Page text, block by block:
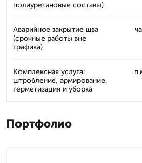
полиуретановые составы)
Аварийное закрытие шва
(срочные работы вне
графика)
Комплексная услуга:
штробление, армирование,
герметизация и уборка
Портфолио